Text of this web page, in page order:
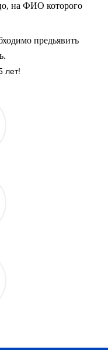
на ФИО которого
предьявить
лет!